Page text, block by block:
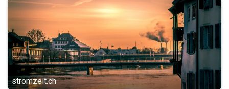
stromzeit.ch